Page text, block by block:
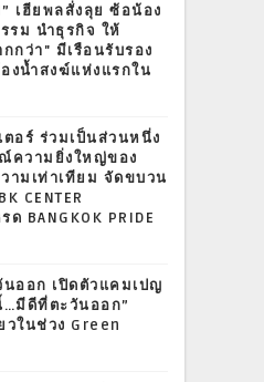
เฮียพลสั่งลุย ซ้อน้อง
รม นำธุรกิจ ให้
กว่า" มีเรือนรับรอง
งน้ำสงฆ์แห่งแรกใน
ตอร์ ร่วมเป็นส่วนหนึ่ง
ความยิ่งใหญ่ของ
ามเท่าเทียม จัดขบวน
CENTER
ด BANGKOK PRIDE
ออก เปิดตัวแคมเปญ
มีดีที่ตะวันออก”
วในช่วง Green